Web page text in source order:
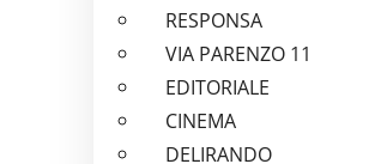
RESPONSA
VIA PARENZO 11
EDITORIALE
CINEMA
DELIRANDO